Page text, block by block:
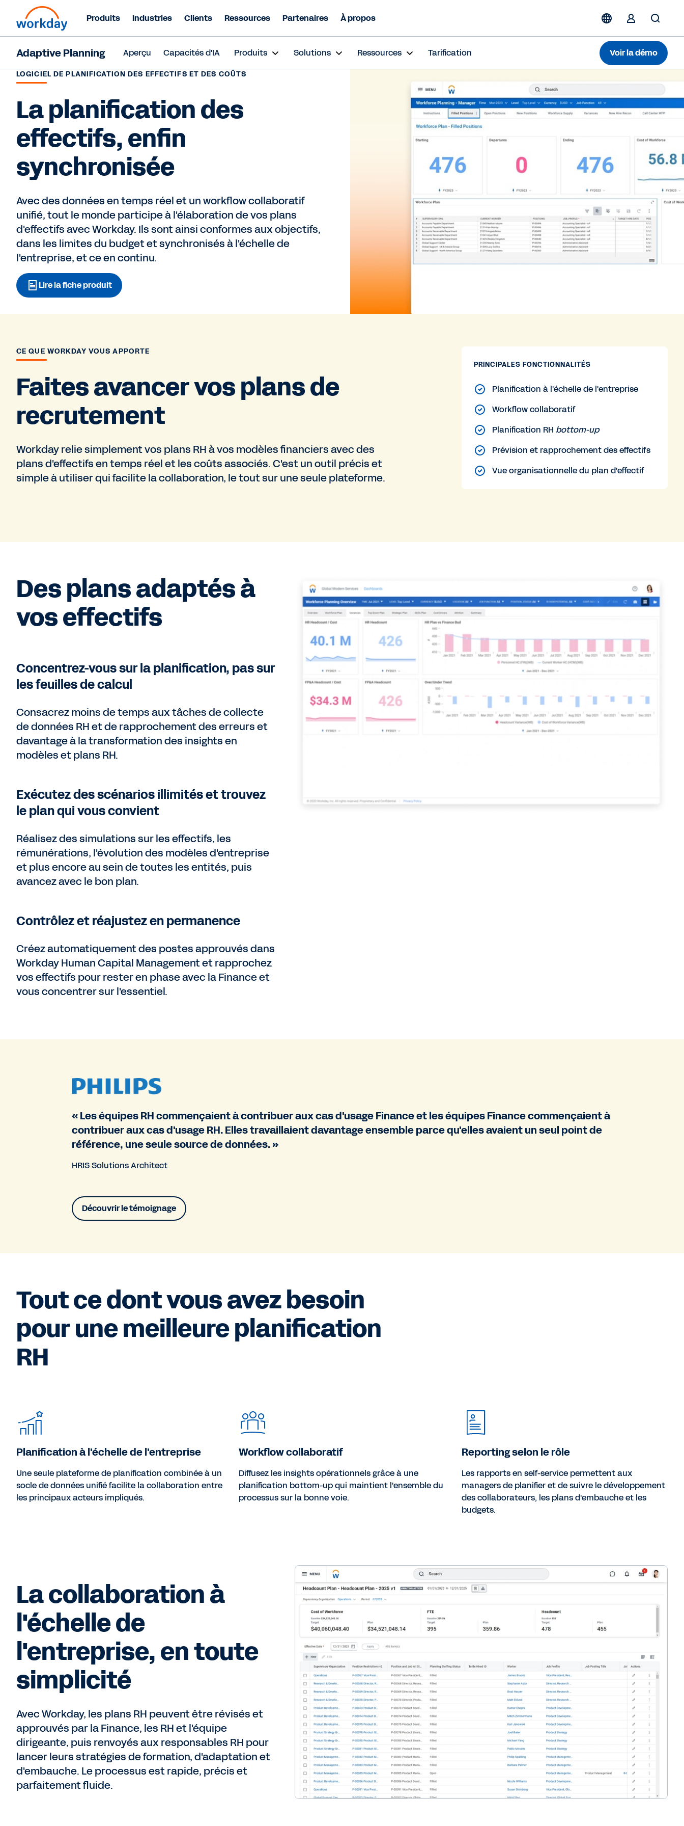
Produits Industries Clients Ressources Partenaires À propos
Adaptive Planning Aperçu Capacités d'IA Produits Solutions Ressources Tarification Voir la démo
LOGICIEL DE PLANIFICATION DES EFFECTIFS ET DES COÛTS
La planification des
effectifs, enfin
synchronisée
Avec des données en temps réel et un workflow collaboratif
unifié, tout le monde participe à l'élaboration de vos plans
d'effectifs avec Workday. Ils sont ainsi conformes aux objectifs,
dans les limites du budget et synchronisés à l'échelle de
l'entreprise, et ce en continu.
Lire la fiche produit
CE QUE WORKDAY VOUS APPORTE
Faites avancer vos plans de
recrutement
Workday relie simplement vos plans RH à vos modèles financiers avec des
plans d'effectifs en temps réel et les coûts associés. C'est un outil précis et
simple à utiliser qui facilite la collaboration, le tout sur une seule plateforme.
PRINCIPALES FONCTIONNALITÉS
Planification à l'échelle de l'entreprise
Workflow collaboratif
Planification RH bottom-up
Prévision et rapprochement des effectifs
Vue organisationnelle du plan d'effectif
Des plans adaptés à
vos effectifs
Concentrez-vous sur la planification, pas sur
les feuilles de calcul
Consacrez moins de temps aux tâches de collecte
de données RH et de rapprochement des erreurs et
davantage à la transformation des insights en
modèles et plans RH.
Exécutez des scénarios illimités et trouvez
le plan qui vous convient
Réalisez des simulations sur les effectifs, les
rémunérations, l'évolution des modèles d'entreprise
et plus encore au sein de toutes les entités, puis
avancez avec le bon plan.
Contrôlez et réajustez en permanence
Créez automatiquement des postes approuvés dans
Workday Human Capital Management et rapprochez
vos effectifs pour rester en phase avec la Finance et
vous concentrer sur l'essentiel.
« Les équipes RH commençaient à contribuer aux cas d'usage Finance et les équipes Finance commençaient à
contribuer aux cas d'usage RH. Elles travaillaient davantage ensemble parce qu'elles avaient un seul point de
référence, une seule source de données. »
HRIS Solutions Architect
Découvrir le témoignage
Tout ce dont vous avez besoin
pour une meilleure planification
RH
Planification à l'échelle de l'entreprise
Une seule plateforme de planification combinée à un
socle de données unifié facilite la collaboration entre
les principaux acteurs impliqués.
Workflow collaboratif
Diffusez les insights opérationnels grâce à une
planification bottom-up qui maintient l'ensemble du
processus sur la bonne voie.
Reporting selon le rôle
Les rapports en self-service permettent aux
managers de planifier et de suivre le développement
des collaborateurs, les plans d'embauche et les
budgets.
La collaboration à
l'échelle de
l'entreprise, en toute
simplicité
Avec Workday, les plans RH peuvent être révisés et
approuvés par la Finance, les RH et l'équipe
dirigeante, puis renvoyés aux responsables RH pour
lancer leurs stratégies de formation, d'adaptation et
d'embauche. Le processus est rapide, précis et
parfaitement fluide.